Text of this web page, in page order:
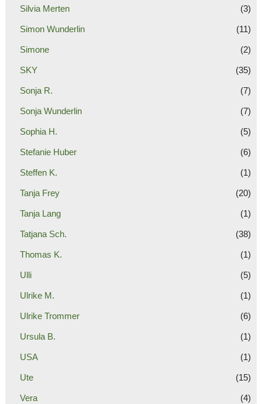
Silvia Merten (3)
Simon Wunderlin (11)
Simone (2)
SKY (35)
Sonja R. (7)
Sonja Wunderlin (7)
Sophia H. (5)
Stefanie Huber (6)
Steffen K. (1)
Tanja Frey (20)
Tanja Lang (1)
Tatjana Sch. (38)
Thomas K. (1)
Ulli (5)
Ulrike M. (1)
Ulrike Trommer (6)
Ursula B. (1)
USA (1)
Ute (15)
Vera (4)